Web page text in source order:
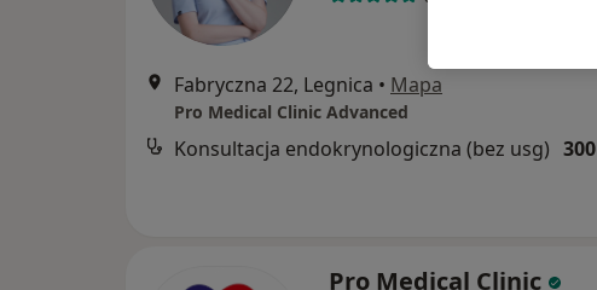
Fabryczna 22, Legnica • Mapa
Pro Medical Clinic Advanced
Konsultacja endokrynologiczna (bez usg)
Pro Medical Clinic